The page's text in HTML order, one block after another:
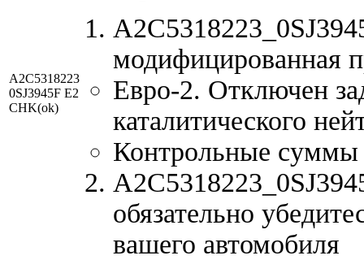
A2C5318223
0SJ3945F E2
CHK(ok)
модифицированная
Евро-2. Отключен
каталитического
Контрольные суммы
обязательно
вашего автомобиля